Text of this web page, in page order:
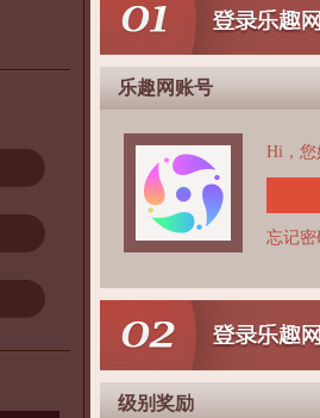
乐趣网账号
Hi，您
忘记密
级别奖励